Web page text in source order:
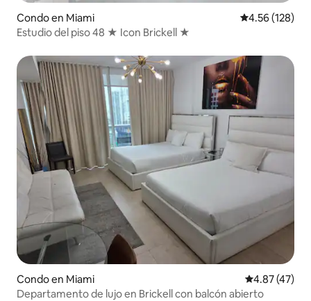
Condo en Miami Calificación
4.56 (128)
Estudio del piso 48 ★ Icon Brickell ★
Condo en Miami Calificación
4.87 (47)
Departamento de lujo en Brickell con balcón abierto